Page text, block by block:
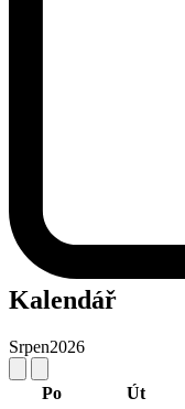
Kalendář
Srpen2026
Po Út